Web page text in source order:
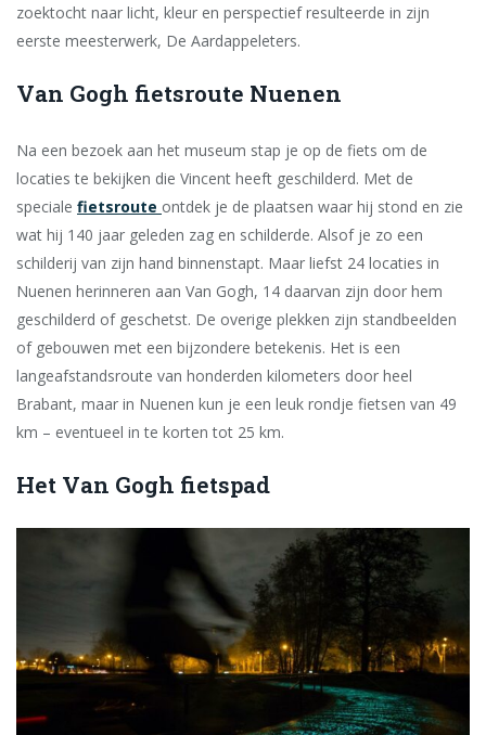
zoektocht naar licht, kleur en perspectief resulteerde in zijn
eerste meesterwerk, De Aardappeleters.
Van Gogh fietsroute Nuenen
Na een bezoek aan het museum stap je op de fiets om de
locaties te bekijken die Vincent heeft geschilderd. Met de
speciale fietsroute ontdek je de plaatsen waar hij stond en zie
wat hij 140 jaar geleden zag en schilderde. Alsof je zo een
schilderij van zijn hand binnenstapt. Maar liefst 24 locaties in
Nuenen herinneren aan Van Gogh, 14 daarvan zijn door hem
geschilderd of geschetst. De overige plekken zijn standbeelden
of gebouwen met een bijzondere betekenis. Het is een
langeafstandsroute van honderden kilometers door heel
Brabant, maar in Nuenen kun je een leuk rondje fietsen van 49
km – eventueel in te korten tot 25 km.
Het Van Gogh fietspad